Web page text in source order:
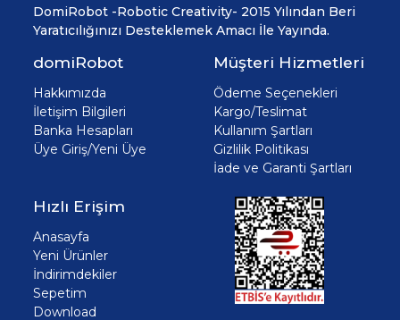
DomiRobot -Robotic Creativity- 2015 Yılından Beri
Yaratıcılığınızı Desteklemek Amacı İle Yayında.
domiRobot
Hakkımızda
İletişim Bilgileri
Banka Hesapları
Üye Giriş/Yeni Üye
Müşteri Hizmetleri
Ödeme Seçenekleri
Kargo/Teslimat
Kullanım Şartları
Gizlilik Politikası
İade ve Garanti Şartları
Hızlı Erişim
Anasayfa
Yeni Ürünler
İndirimdekiler
Sepetim
Download